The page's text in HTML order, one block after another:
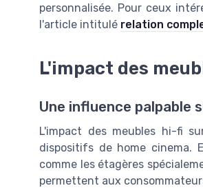
personnalisée. Pour ceux
l'article intitulé relation
L'impact des
Une influence palpable
L'impact des meubles hi-fi
dispositifs de home cinema.
comme les étagères
permettent aux